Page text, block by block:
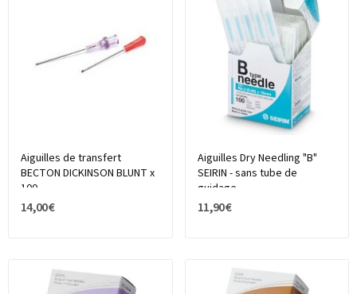
Aiguilles de transfert
BECTON DICKINSON BLUNT x
100
14,00 €
Aiguilles Dry Needling "B"
SEIRIN - sans tube de
guidage
11,90 €